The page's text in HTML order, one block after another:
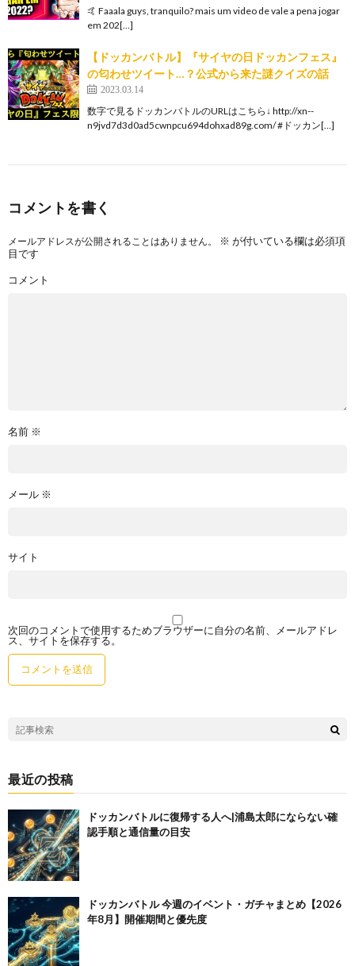
🤙 Faaala guys, tranquilo? mais um video de vale a pena jogar
em 202[…]
【ドッカンバトル】『サイヤの日ドッカンフェス』
の匂わせツイート…？公式から来た謎クイズの話
2023.03.14
数字で見るドッカンバトルのURLはこちら↓ http://xn--
n9jvd7d3d0ad5cwnpcu694dohxad89g.com/ #ドッカン[…]
コメントを書く
メールアドレスが公開されることはありません。 ※ が付いている欄は必須項
目です
コメント
名前 ※
メール ※
サイト
次回のコメントで使用するためブラウザーに自分の名前、メールアドレ
ス、サイトを保存する。
最近の投稿
ドッカンバトルに復帰する人へ|浦島太郎にならない確
認手順と通信量の目安
ドッカンバトル 今週のイベント・ガチャまとめ【2026
年8月】開催期間と優先度